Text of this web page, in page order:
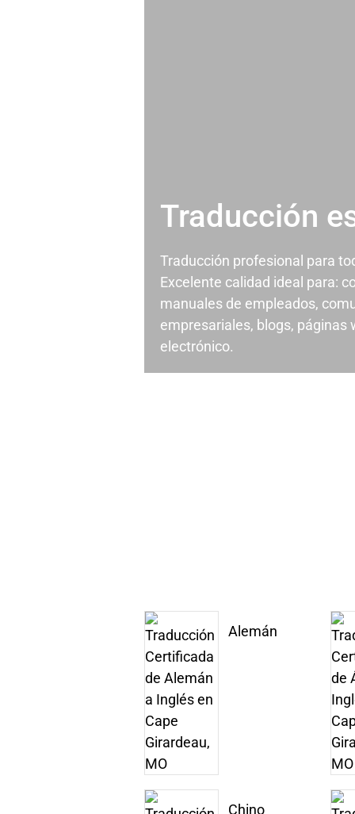
Traducción
Traducción profesional para
Excelente calidad ideal para:
manuales de empleados,
empresariales, blogs, páginas
electrónico.
Alemán
Chino